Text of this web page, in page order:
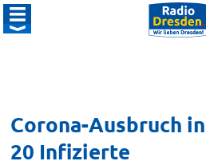
Corona-Ausbruch
20 Infizierte